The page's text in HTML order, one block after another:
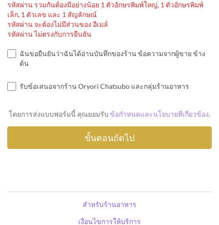
รหัสผ่าน รวมกันต้องมีอย่างน้อย 1 ตัวอักษรพิมพ์ใหญ่, 1 ตัวอักษรพิมพ์
เล็ก, 1 ตัวเลข และ 1 สัญลักษณ์
รหัสผ่าน จะต้องไม่มีส่วนของ อีเมล์
รหัสผ่าน ไม่ตรงกับการยืนยัน
ฉันขอยืนยันว่าฉันได้อ่านบันทึกของร้าน ข้อความจากผู้ขาย ข้าง
ต้น
รับข้อเสนอจากร้าน Oryori Chatsubo และกลุ่มร้านอาหาร
โดยการส่งแบบฟอร์มนี้ คุณยอมรับ ข้อกำหนดและนโยบายที่เกี่ยวข้อง.
สำหรับร้านอาหาร
เงื่อนไขการให้บริการ